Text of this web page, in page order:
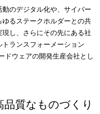
のデジタル化や、サイバー
るステークホルダーとの共
し、さらにその先にある社
ランスフォーメーション
ドウェアの開発生産会社とし
品質なものづくり